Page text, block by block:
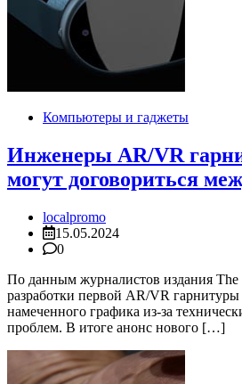
Компьютеры и гаджеты
Инженеры AR/VR
могут договориться
localpromo
15.05.2024
0
По данным журналистов издания The
разработки первой AR/VR гарнитуры
намеченного графика из-за
проблем. В итоге анонс нового […]